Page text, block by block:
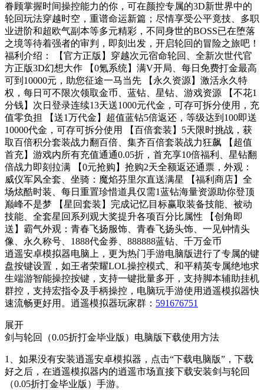
眷顾掌握时间操控能力的你，可在颜控专属的3D新世界中的
轮回玩法穿越时空，重谱命运新篇；尽情享受公平竟技、多职
业进阶和超欧气副本等多元精彩，不同身世的BOSS已在堕落
之境等待着强者的审判，即刻出发，开启轮回的冒险之旅吧！
福利介绍： 【官方正版】穿越次元宿命轮回、全新次世代官
方正版3D幻想大作 【0氪系统】满V开局、每日免费打金最高
可到10000元，助您征途一马当先 【永久资源】激活永久特
权，每日可不限次领取金币、蓝钻、星钻、游戏资源 【不花1
分钱】次日登录连续13天送1000元代金，可存可拆分使用，充
值零负担 【送1万代金】超值蓝钻5倍返还，等级达到100即送
10000代金，可存可拆分使用 【百倍套装】5天限时挑战，获
取百倍积分套装战力翻百倍、集齐百倍套装战力狂飙 【超值
首充】游戏内所有充值通通0.05折，首充享10倍福利、星钻翻
倍战力即刻拉满 【0元抢购】抢购2天全额返还通票，外观：
威仪军风全套、坐骑：魔焰芬里尔直送满星 【福利商店】全
场炫酷时装、每日重置珍惜道具仅需1蓝钻海量资源助你登顶
巅峰不是梦 【星回套装】完成记忆目标赢取装备技能、被动
技能、全套星回系列观大奖提升各项百分比属性 【创角即
送】霸气外观：青春飞扬服饰、青春飞扬头饰、一见钟情头
像、永久称号、1888代金券、888888蓝钻、千万金币
逍遥安卓模拟器电脑上，更为热门手游电脑版进行了专属的键
盘按键设置，如王者荣耀LOL操控模式、和平精英专属绝地求
生端游智能操控按键，支持一键批量多开，支持脚本辅助挂机
群控，支持宏指令及手柄操控，电脑玩手游使用逍遥模拟器快
速流畅更好用。逍遥模拟器玩家群： 591676751
展开
剑与轮回（0.05折打金毕业版）电脑版下载使用方法
1、如果没有安装逍遥安卓模拟器，点击“下载电脑版”，下载
好之后，在逍遥模拟器内的逍遥市场直接下载安装剑与轮回
（0.05折打金毕业版）手游。